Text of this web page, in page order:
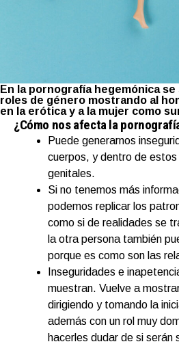
En la pornografía hegemónica
roles de género mostrando al
en la erótica y a la mujer como
¿Cómo nos afecta la
Puede generarnos
cuerpos, y dentro de estos
genitales.
Si no tenemos más
podemos replicar los
como si de realidades se
la otra persona también
porque es como son las
Inseguridades e
muestran. Vuelve a
dirigiendo y tomando la
además con un rol muy
hacerles dudar de si serán